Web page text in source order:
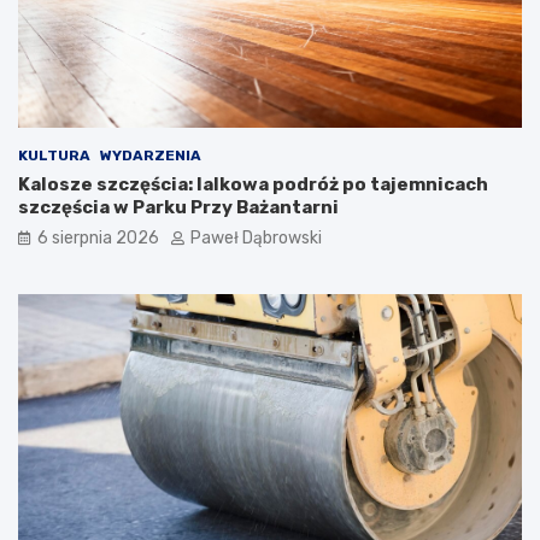
d
l
a
d
z
i
e
c
i
m
o
d
e
ż
y
KULTURA WYDARZENIA
Kalosze szczęścia: lalkowa podróż po tajemnicach
szczęścia w Parku Przy Bażantarni
6 sierpnia 2026 Paweł Dąbrowski